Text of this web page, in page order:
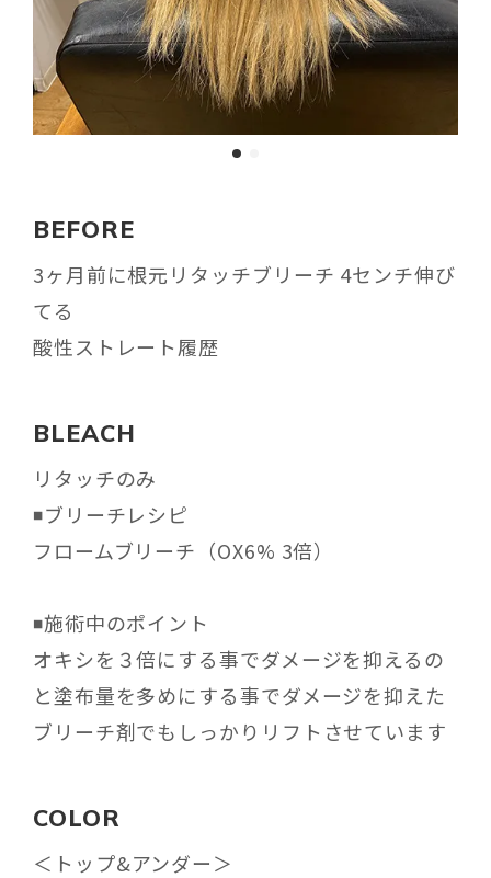
BEFORE
3ヶ月前に根元リタッチブリーチ 4センチ伸び
てる
酸性ストレート履歴
BLEACH
リタッチのみ
◾️ブリーチレシピ
フロームブリーチ（OX6% 3倍）
◾️施術中のポイント
オキシを３倍にする事でダメージを抑えるの
と塗布量を多めにする事でダメージを抑えた
ブリーチ剤でもしっかりリフトさせています
COLOR
＜ トップ&アンダー＞